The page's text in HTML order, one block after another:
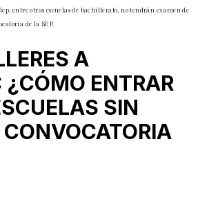
entre otras escuelas de bachillerato, no tendrán examen de
de la SEP.
A
¿CÓMO ENTRAR
SIN